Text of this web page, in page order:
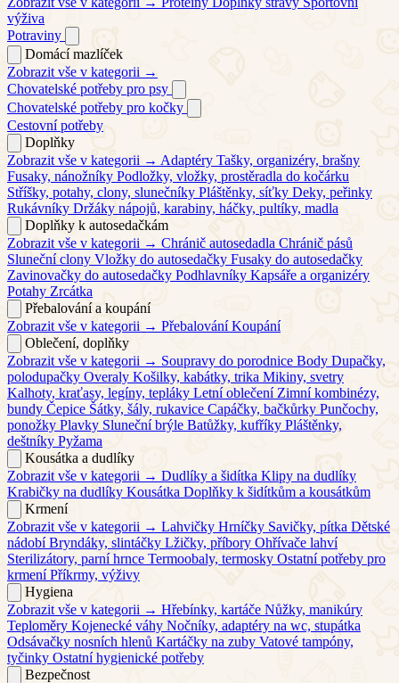
výživa
Potraviny
Domácí mazlíček
Zobrazit vše v kategorii →
Chovatelské potřeby pro psy
Chovatelské potřeby pro kočky
Cestovní potřeby
Doplňky
Zobrazit vše v kategorii → Adaptéry Tašky, organizéry, brašny
Fusaky, nánožníky Podložky, vložky, prostěradla do kočárku
Stříšky, potahy, clony, slunečníky Pláštěnky, síťky Deky, peřinky
Rukávníky Držáky nápojů, karabiny, háčky, pultíky, madla
Doplňky k autosedačkám
Zobrazit vše v kategorii → Chránič autosedadla Chránič pásů
Sluneční clony Vložky do autosedačky Fusaky do autosedačky
Zavinovačky do autosedačky Podhlavníky Kapsáře a organizéry
Potahy Zrcátka
Přebalování a koupání
Zobrazit vše v kategorii → Přebalování Koupání
Oblečení, doplňky
Zobrazit vše v kategorii → Soupravy do porodnice Body Dupačky,
polodupačky Overaly Košilky, kabátky, trika Mikiny, svetry
Kalhoty, kraťasy, legíny, tepláky Letní oblečení Zimní kombinézy,
bundy Čepice Šátky, šály, rukavice Capáčky, bačkůrky Punčochy,
ponožky Plavky Sluneční brýle Batůžky, kufříky Pláštěnky,
deštníky Pyžama
Kousátka a dudlíky
Zobrazit vše v kategorii → Dudlíky a šidítka Klipy na dudlíky
Krabičky na dudlíky Kousátka Doplňky k šidítkům a kousátkům
Krmení
Zobrazit vše v kategorii → Lahvičky Hrníčky Savičky, pítka Dětské
nádobí Bryndáky, slintáčky Lžičky, příbory Ohřívače lahví
Sterilizátory, parní hrnce Termoobaly, termosky Ostatní potřeby pro
krmení Příkrmy, výživy
Hygiena
Zobrazit vše v kategorii → Hřebínky, kartáče Nůžky, manikúry
Teploměry Kojenecké váhy Nočníky, adaptéry na wc, stupátka
Odsávačky nosních hlenů Kartáčky na zuby Vatové tampóny,
tyčinky Ostatní hygienické potřeby
Bezpečnost